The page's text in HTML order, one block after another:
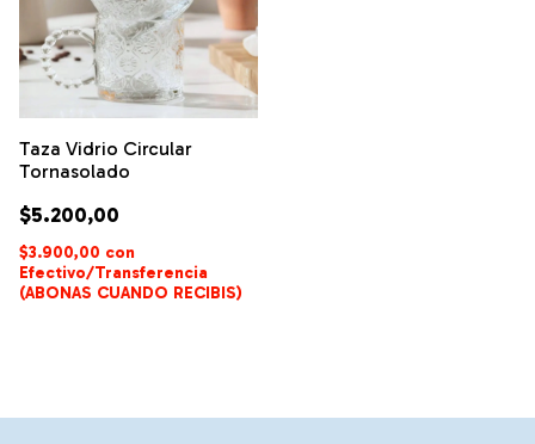
Taza Vidrio Circular
Tornasolado
$5.200,00
$3.900,00 con
Efectivo/Transferencia
(ABONAS CUANDO RECIBIS)